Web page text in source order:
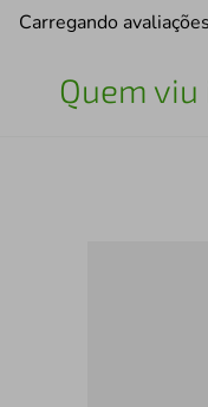
Carregando
Quem